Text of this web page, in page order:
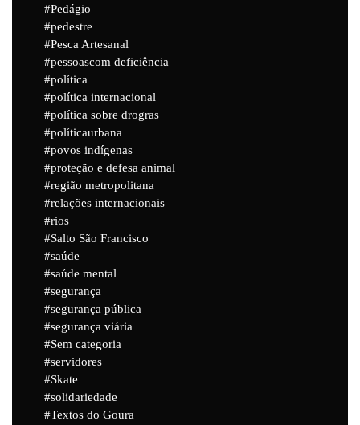
Pedágio
pedestre
Pesca Artesanal
pessoascom deficiência
política
política internacional
política sobre drogras
políticaurbana
povos indígenas
proteção e defesa animal
região metropolitana
relações internacionais
rios
Salto São Francisco
saúde
saúde mental
segurança
segurança pública
segurança viária
Sem categoria
servidores
Skate
solidariedade
Textos do Goura